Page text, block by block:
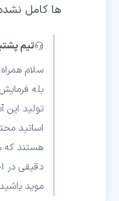
ها کامل
تیم
بله
تولید این
اساتید
هستند که
موید باشید